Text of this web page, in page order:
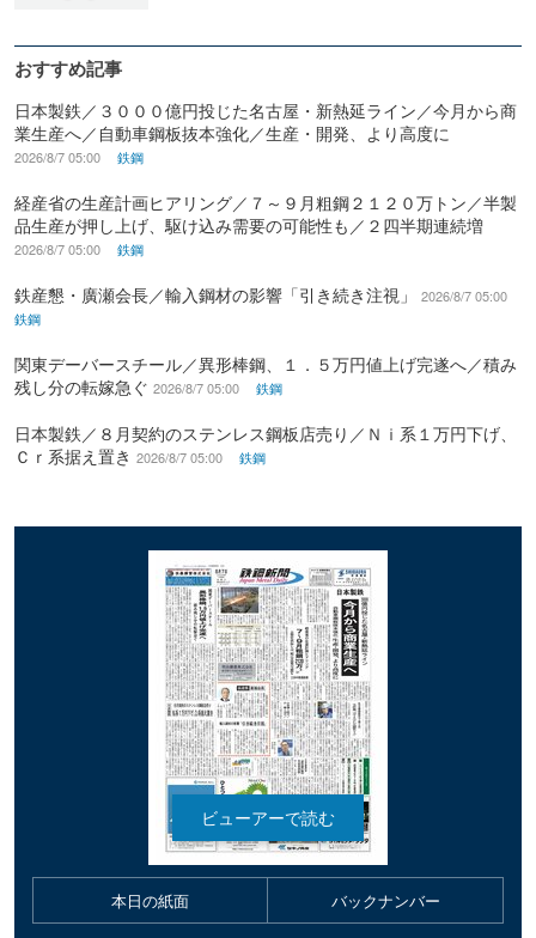
おすすめ記事
日本製鉄／３０００億円投じた名古屋・新熱延ライン／今月から商
業生産へ／自動車鋼板抜本強化／生産・開発、より高度に
2026/8/7 05:00 鉄鋼
経産省の生産計画ヒアリング／７～９月粗鋼２１２０万トン／半製
品生産が押し上げ、駆け込み需要の可能性も／２四半期連続増
2026/8/7 05:00 鉄鋼
鉄産懇・廣瀬会長／輸入鋼材の影響「引き続き注視」
2026/8/7 05:00
鉄鋼
関東デーバースチール／異形棒鋼、１．５万円値上げ完遂へ／積み
残し分の転嫁急ぐ 2026/8/7 05:00 鉄鋼
日本製鉄／８月契約のステンレス鋼板店売り／Ｎｉ系１万円下げ、
Ｃｒ系据え置き 2026/8/7 05:00 鉄鋼
本日の紙面 バックナンバー